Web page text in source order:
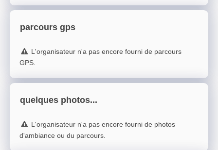
parcours gps
L'organisateur n'a pas encore fourni de parcours
GPS.
quelques photos...
L'organisateur n'a pas encore fourni de photos
d'ambiance ou du parcours.